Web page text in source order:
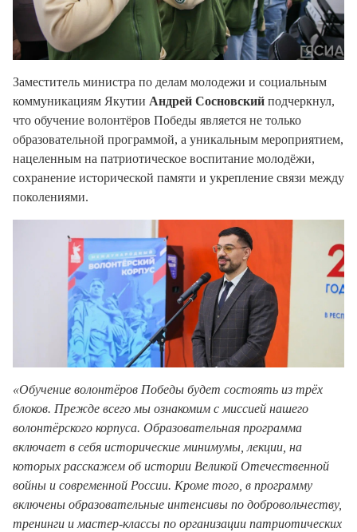
Заместитель министра по делам молодежи и социальным
коммуникациям Якутии Андрей Сосновский подчеркнул,
что обучение волонтёров Победы является не только
образовательной программой, а уникальным мероприятием,
нацеленным на патриотическое воспитание молодёжи,
сохранение исторической памяти и укрепление связи между
поколениями.
«Обучение волонтёров Победы будет состоять из трёх
блоков. Прежде всего мы ознакомим с миссией нашего
волонтёрского корпуса. Образовательная программа
включает в себя исторические минимумы, лекции, на
которых расскажем об истории Великой Отечественной
войны и современной России. Кроме того, в программу
включены образовательные интенсивы по добровольчеству,
тренинги и мастер-классы по организации патриотических